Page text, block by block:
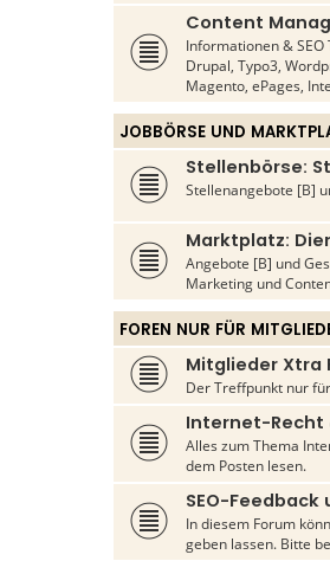
Content
Informationen &
Drupal, Typo3,
Magento, ePages,
JOBBÖRSE UND
Stellenbörse:
Stellenangebote [B]
Marktplatz:
Angebote [B] und
Marketing und
FOREN NUR FÜR
Mitglieder Xtra
Der Treffpunkt nur
Internet-Recht
Alles zum Thema
dem Posten lesen.
SEO-
In diesem Forum
geben lassen. Bitte